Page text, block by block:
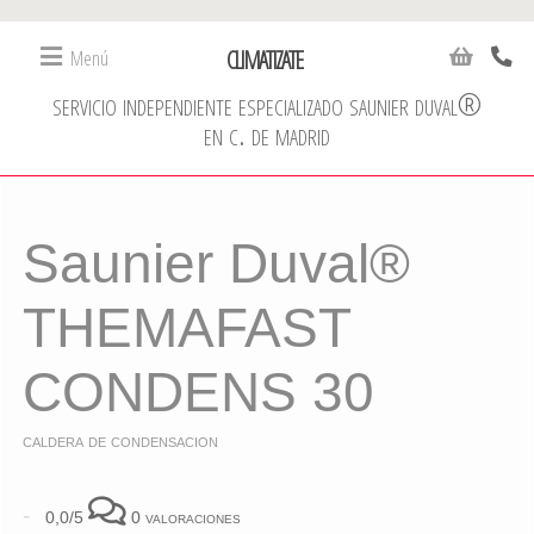
Menú CLIMATIZATE
servicio independiente especializado saunier duval®
en c. de madrid
Saunier Duval®
THEMAFAST
CONDENS 30
caldera de condensacion
- 0,0/5 0 valoraciones